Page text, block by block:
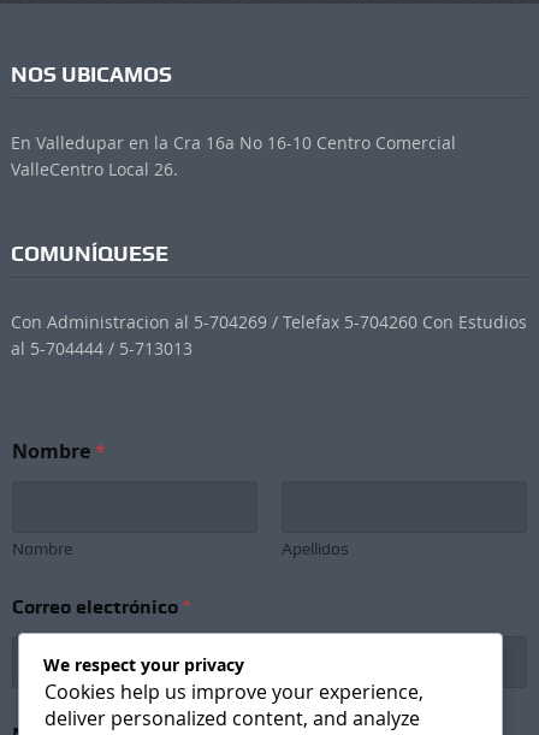
NOS UBICAMOS
En Valledupar en la Cra 16a No 16-10 Centro Comercial
ValleCentro Local 26.
COMUNÍQUESE
Con Administracion al 5-704269 / Telefax 5-704260 Con Estudios
al 5-704444 / 5-713013
Nombre*
Nombre Apellidos
Correo electrónico *
We respect your privacy
Cookies help us improve your experience,
deliver personalized content, and analyze